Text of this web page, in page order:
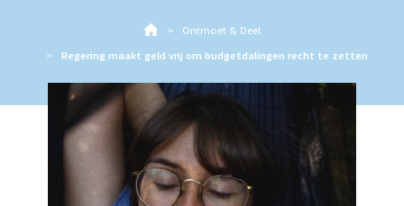
Ontmoet & Deel
Regering maakt geld vrij om budgetdalingen recht te zetten